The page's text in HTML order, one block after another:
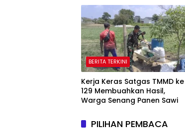
BERITA TERKINI
Kerja Keras Satgas TMMD ke
129 Membuahkan Hasil,
Warga Senang Panen Sawi
PILIHAN PEMBACA